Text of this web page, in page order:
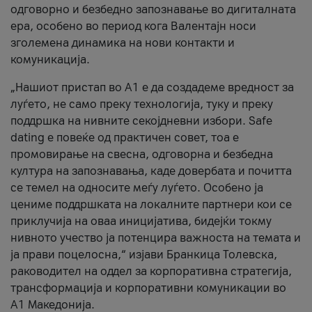
одговорно и безбедно запознавање во дигиталната
ера, особено во период кога Валентајн носи
зголемена динамика на нови контакти и
комуникација.
„Нашиот пристап во А1 е да создадеме вредност за
луѓето, не само преку технологија, туку и преку
поддршка на нивните секојдневни избори. Safe
dating е повеќе од практичен совет, тоа е
промовирање на свесна, одговорна и безбедна
култура на запознавања, каде довербата и почитта
се темел на односите меѓу луѓето. Особено ја
цениме поддршката на локалните партнери кои се
приклучија на оваа иницијатива, бидејќи токму
нивното учество ја потенцира важноста на темата и
ја прави поцелосна,“ изјави Бранкица Толевска,
раководител на оддел за корпоративна стратегија,
трансформација и корпоративни комуникации во
А1 Македонија.